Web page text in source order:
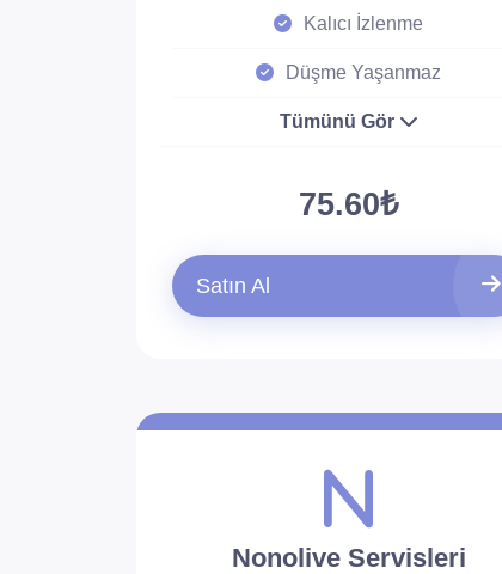
Kalıcı İzlenme
Düşme Yaşanmaz
Tümünü Gör
75.60₺
Satın Al
Nonolive Servisleri